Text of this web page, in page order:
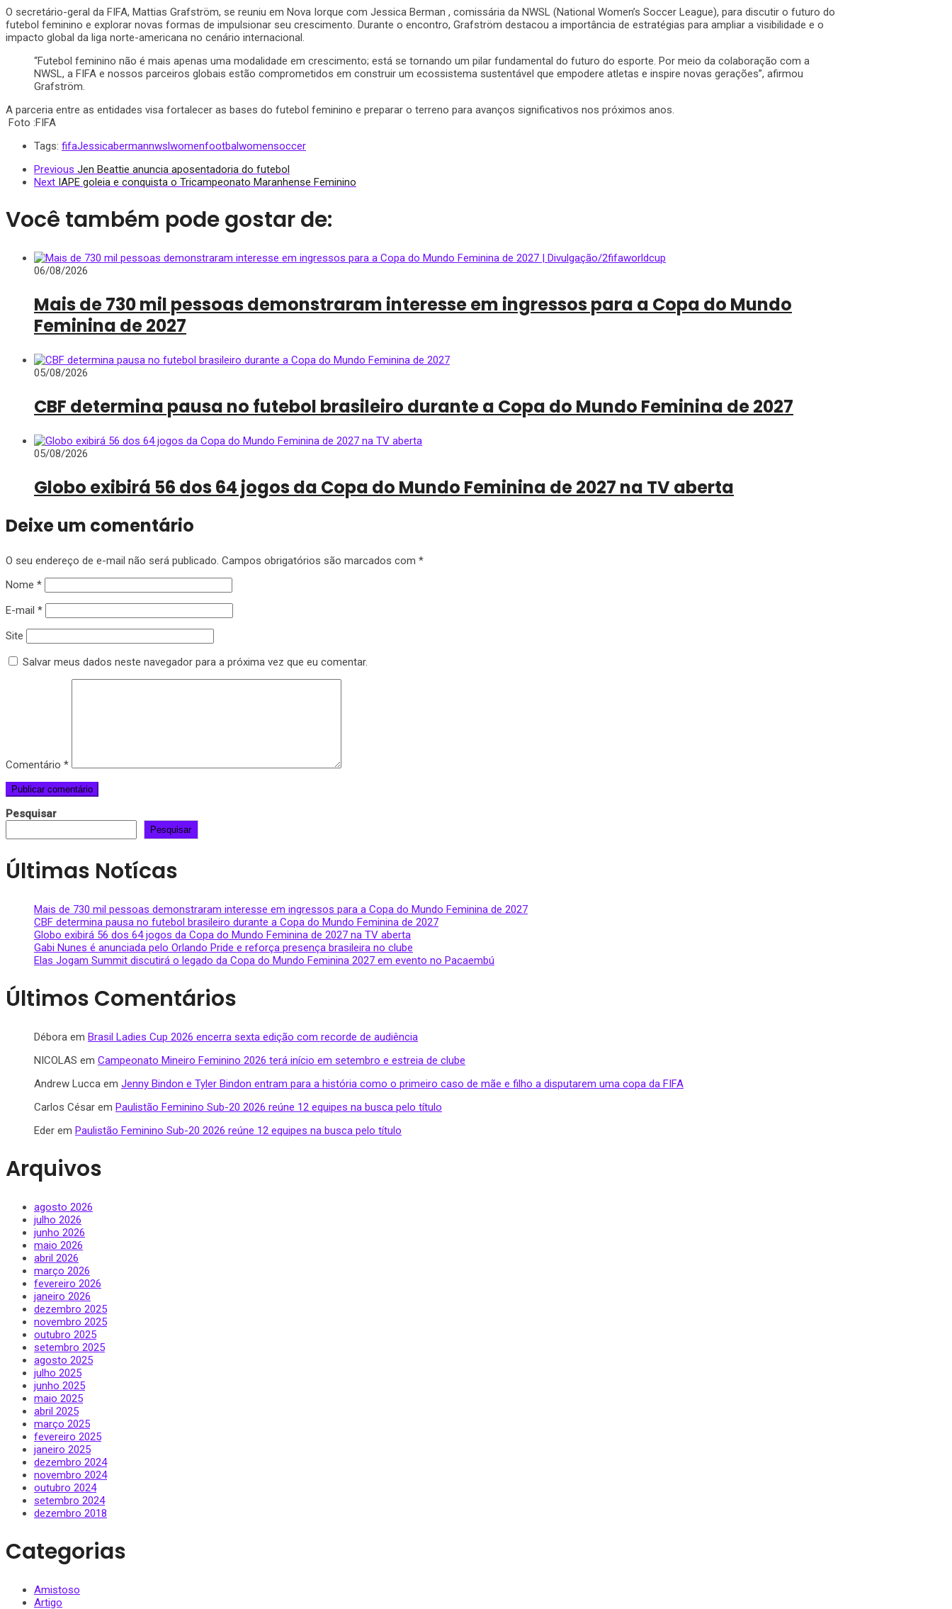
O secretário-geral da FIFA, Mattias Grafström, se reuniu em Nova Iorque com Jessica Berman , comissária da NWSL (National Women’s Soccer League), para discutir o futuro do
futebol feminino e explorar novas formas de impulsionar seu crescimento. Durante o encontro, Grafström destacou a importância de estratégias para ampliar a visibilidade e o
impacto global da liga norte-americana no cenário internacional.
“Futebol feminino não é mais apenas uma modalidade em crescimento; está se tornando um pilar fundamental do futuro do esporte. Por meio da colaboração com a
NWSL, a FIFA e nossos parceiros globais estão comprometidos em construir um ecossistema sustentável que empodere atletas e inspire novas gerações”, afirmou
Grafström.
A parceria entre as entidades visa fortalecer as bases do futebol feminino e preparar o terreno para avanços significativos nos próximos anos.
Foto :FIFA
Tags: fifaJessicabermannwslwomenfootbalwomensoccer
Previous Jen Beattie anuncia aposentadoria do futebol
Next IAPE goleia e conquista o Tricampeonato Maranhense Feminino
Você também pode gostar de:
06/08/2026
Mais de 730 mil pessoas demonstraram interesse em ingressos para a Copa do Mundo
Feminina de 2027
05/08/2026
CBF determina pausa no futebol brasileiro durante a Copa do Mundo Feminina de 2027
05/08/2026
Globo exibirá 56 dos 64 jogos da Copa do Mundo Feminina de 2027 na TV aberta
Deixe um comentário
O seu endereço de e-mail não será publicado. Campos obrigatórios são marcados com *
Nome *
E-mail *
Site
Salvar meus dados neste navegador para a próxima vez que eu comentar.
Comentário *
Pesquisar
Pesquisar
Últimas Notícas
Mais de 730 mil pessoas demonstraram interesse em ingressos para a Copa do Mundo Feminina de 2027
CBF determina pausa no futebol brasileiro durante a Copa do Mundo Feminina de 2027
Globo exibirá 56 dos 64 jogos da Copa do Mundo Feminina de 2027 na TV aberta
Gabi Nunes é anunciada pelo Orlando Pride e reforça presença brasileira no clube
Elas Jogam Summit discutirá o legado da Copa do Mundo Feminina 2027 em evento no Pacaembú
Últimos Comentários
Débora em Brasil Ladies Cup 2026 encerra sexta edição com recorde de audiência
NICOLAS em Campeonato Mineiro Feminino 2026 terá início em setembro e estreia de clube
Andrew Lucca em Jenny Bindon e Tyler Bindon entram para a história como o primeiro caso de mãe e filho a disputarem uma copa da FIFA
Carlos César em Paulistão Feminino Sub-20 2026 reúne 12 equipes na busca pelo título
Eder em Paulistão Feminino Sub-20 2026 reúne 12 equipes na busca pelo título
Arquivos
agosto 2026
julho 2026
junho 2026
maio 2026
abril 2026
março 2026
fevereiro 2026
janeiro 2026
dezembro 2025
novembro 2025
outubro 2025
setembro 2025
agosto 2025
julho 2025
junho 2025
maio 2025
abril 2025
março 2025
fevereiro 2025
janeiro 2025
dezembro 2024
novembro 2024
outubro 2024
setembro 2024
dezembro 2018
Categorias
Amistoso
Artigo